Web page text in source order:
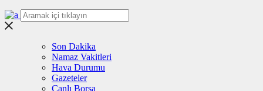
Son Dakika
Namaz Vakitleri
Hava Durumu
Gazeteler
Canlı Borsa